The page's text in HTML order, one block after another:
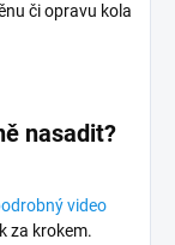
či opravu kola
nasadit?
video
za krokem.